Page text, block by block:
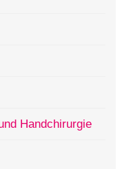
Handchirurgie